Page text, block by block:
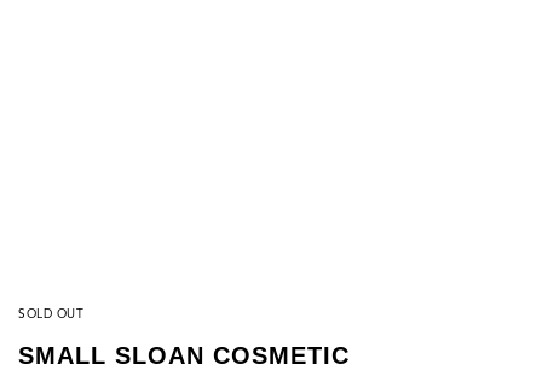
SOLD OUT
SMALL SLOAN COSMETIC